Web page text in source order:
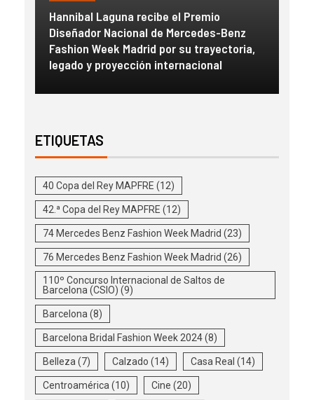
Hannibal Laguna recibe el Premio
Diseñador Nacional de Mercedes-Benz
Fashion Week Madrid por su trayectoria,
legado y proyección internacional
ETIQUETAS
40 Copa del Rey MAPFRE (12)
42.ª Copa del Rey MAPFRE (12)
74 Mercedes Benz Fashion Week Madrid (23)
76 Mercedes Benz Fashion Week Madrid (26)
110º Concurso Internacional de Saltos de
Barcelona (CSIO) (9)
Barcelona (8)
Barcelona Bridal Fashion Week 2024(8)
Belleza (7) Calzado (14) Casa Real (14)
Centroamérica (10) Cine (20)